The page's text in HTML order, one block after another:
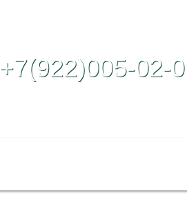
+7(922)005-02-